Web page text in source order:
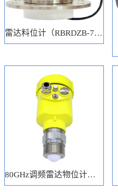
雷达料位计（RBRDZB-71-6-C）
80GHz调频雷达物位计（RBRD71）